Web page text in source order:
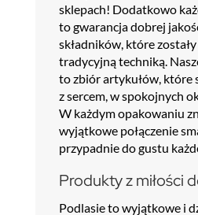
sklepach! Dodatkowo
to gwarancja dobrej
składników, które
tradycyjną techniką.
to zbiór artykułów, które
z sercem, w spokojnych
W każdym opakowaniu
wyjątkowe połączenie
przypadnie do gustu
Produkty z miłości
Podlasie to wyjątkowe i